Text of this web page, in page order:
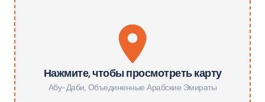
Нажмите, чтобы просмотреть карту
Абу-Даби, Объединенные Арабские Эмираты